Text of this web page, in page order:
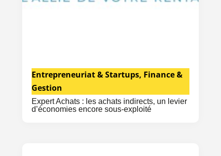
Expert Achats : les achats indirects, un levier
d’économies encore sous-exploité
Entrepreneuriat & Startups, Finance &
Gestion